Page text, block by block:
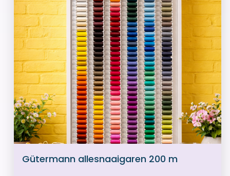
Gütermann allesnaaigaren 200 m